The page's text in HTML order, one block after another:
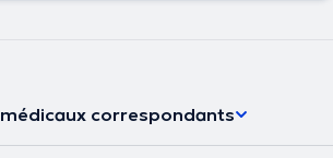
correspondants